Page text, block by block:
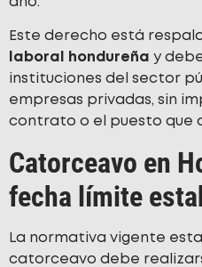
Este derecho está
laboral hondureña y
instituciones del sector
empresas privadas, sin
contrato o el puesto que
Catorceavo en
fecha límite
La normativa vigente
catorceavo debe